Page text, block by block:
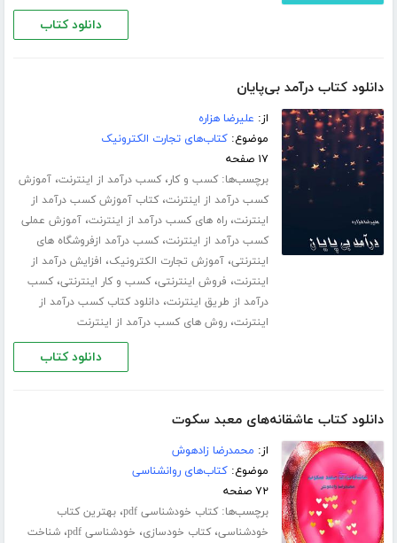
دانلود کتاب
دانلود کتاب درآمد بی‌پایان
از: علیرضا هزاره
موضوع:کتاب‌های تجارت الکترونیک
۱۷ صفحه
برچسب‌ها:کسب و کار،کسب درآمد از اینترنت،آموزش
کسب درآمد از اینترنت،کتاب آموزش کسب درآمد از
اینترنت،راه های کسب درآمد از اینترنت،آموزش عملی
کسب درآمد از اینترنت،کسب درآمد ازفروشگاه های
اینترنتی،آموزش تجارت الکترونیک، افزایش درآمد از
اینترنت، فروش اینترنتی،کسب و کار اینترنتی،کسب
درآمد از طریق اینترنت،دانلود کتاب کسب درآمد از
اینترنت،روش های کسب درآمد از اینترنت
دانلود کتاب
دانلود کتاب عاشقانه‌های معبد سکوت
از: محمدرضا زادهوش
موضوع:کتاب‌های روانشناسی
۷۲ صفحه
برچسب‌ها:کتاب خودشناسی pdf ،بهترین کتاب
خودشناسی،کتاب خودسازی، خودشناسی pdf ،شناخت